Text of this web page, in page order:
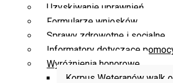
Uzyskiwanie uprawnień
Formularze wniosków
Sprawy zdrowotne i socjalne
Informatory dotyczące
Wyróżnienia honorowe
Korpus Weteranów walk